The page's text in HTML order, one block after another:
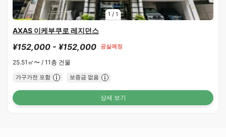
1 / 1
AXAS 이케부쿠로 레지던스
¥152,000 - ¥152,000 공실예정
25.51㎡〜 / 11층 건물
가구가전 포함 보증금 없음
상세 보기